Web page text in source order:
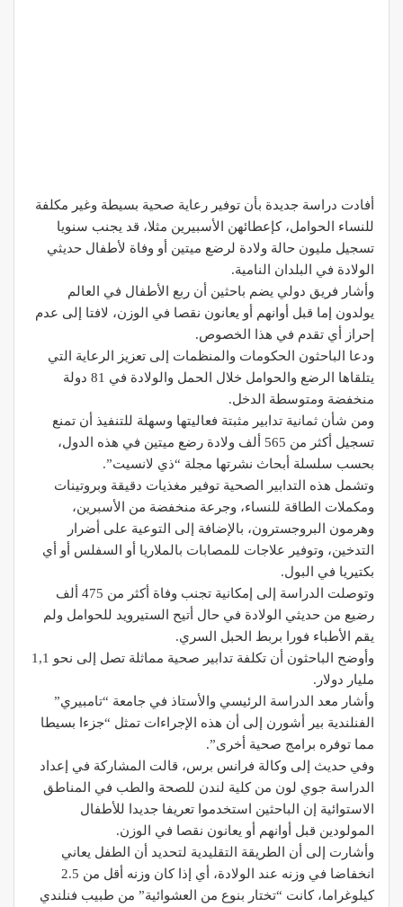
أفادت دراسة جديدة بأن توفير رعاية صحية بسيطة وغير مكلفة
للنساء الحوامل، كإعطائهن الأسبيرين مثلا، قد يجنب سنويا
تسجيل مليون حالة ولادة لرضع ميتين أو وفاة لأطفال حديثي
الولادة في البلدان النامية.
وأشار فريق دولي يضم باحثين أن ربع الأطفال في العالم
يولدون إما قبل أوانهم أو يعانون نقصا في الوزن، لافتا إلى عدم
إحراز أي تقدم في هذا الخصوص.
ودعا الباحثون الحكومات والمنظمات إلى تعزيز الرعاية التي
يتلقاها الرضع والحوامل خلال الحمل والولادة في 81 دولة
منخفضة ومتوسطة الدخل.
ومن شأن ثمانية تدابير مثبتة فعاليتها وسهلة للتنفيذ أن تمنع
تسجيل أكثر من 565 ألف ولادة رضع ميتين في هذه الدول،
بحسب سلسلة أبحاث نشرتها مجلة “ذي لانسيت”.
وتشمل هذه التدابير الصحية توفير مغذيات دقيقة وبروتينات
ومكملات الطاقة للنساء، وجرعة منخفضة من الأسبرين،
وهرمون البروجسترون، بالإضافة إلى التوعية على أضرار
التدخين، وتوفير علاجات للمصابات بالملاريا أو السفلس أو أي
بكتيريا في البول.
وتوصلت الدراسة إلى إمكانية تجنب وفاة أكثر من 475 ألف
رضيع من حديثي الولادة في حال أتيح الستيرويد للحوامل ولم
يقم الأطباء فورا بربط الحبل السري.
وأوضح الباحثون أن تكلفة تدابير صحية مماثلة تصل إلى نحو 1,1
مليار دولار.
وأشار معد الدراسة الرئيسي والأستاذ في جامعة “تامبيري”
الفنلندية بير أشورن إلى أن هذه الإجراءات تمثل “جزءا بسيطا
مما توفره برامج صحية أخرى”.
وفي حديث إلى وكالة فرانس برس، قالت المشاركة في إعداد
الدراسة جوي لون من كلية لندن للصحة والطب في المناطق
الاستوائية إن الباحثين استخدموا تعريفا جديدا للأطفال
المولودين قبل أوانهم أو يعانون نقصا في الوزن.
وأشارت إلى أن الطريقة التقليدية لتحديد أن الطفل يعاني
انخفاضا في وزنه عند الولادة، أي إذا كان وزنه أقل من 2.5
كيلوغراما، كانت “تختار بنوع من العشوائية” من طبيب فنلندي